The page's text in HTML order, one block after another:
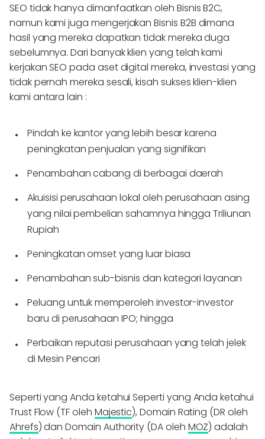
SEO tidak hanya dimanfaatkan oleh Bisnis B2C,
namun kami juga mengerjakan Bisnis B2B dimana
hasil yang mereka dapatkan tidak mereka duga
sebelumnya. Dari banyak klien yang telah kami
kerjakan SEO pada aset digital mereka, investasi yang
tidak pernah mereka sesali, kisah sukses klien-klien
kami antara lain :
Pindah ke kantor yang lebih besar karena
peningkatan penjualan yang signifikan
Penambahan cabang di berbagai daerah
Akuisisi perusahaan lokal oleh perusahaan asing
yang nilai pembelian sahamnya hingga Triliunan
Rupiah
Peningkatan omset yang luar biasa
Penambahan sub-bisnis dan kategori layanan
Peluang untuk memperoleh investor-investor
baru di perusahaan IPO; hingga
Perbaikan reputasi perusahaan yang telah jelek
di Mesin Pencari
Seperti yang Anda ketahui Seperti yang Anda ketahui
Trust Flow (TF oleh Majestic), Domain Rating (DR oleh
Ahrefs) dan Domain Authority (DA oleh MOZ) adalah